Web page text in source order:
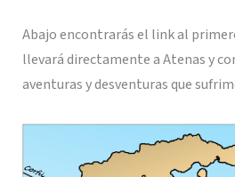
Abajo encontrarás el link al
llevará directamente a Atenas y
aventuras y desventuras que